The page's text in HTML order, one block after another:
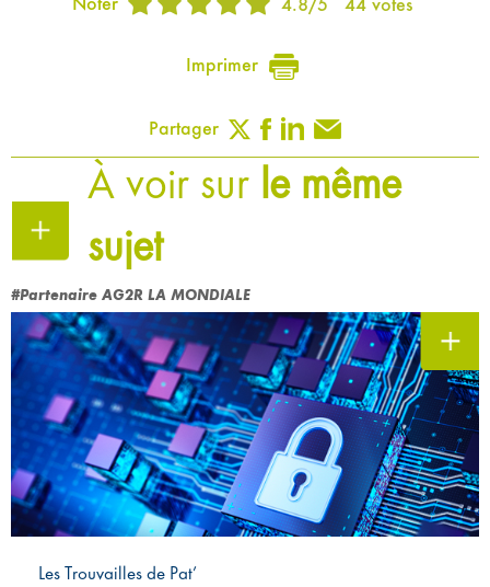
Imprimer
Partager
À voir sur le même
sujet
#Partenaire AG2R LA MONDIALE
Les Trouvailles de Pat’